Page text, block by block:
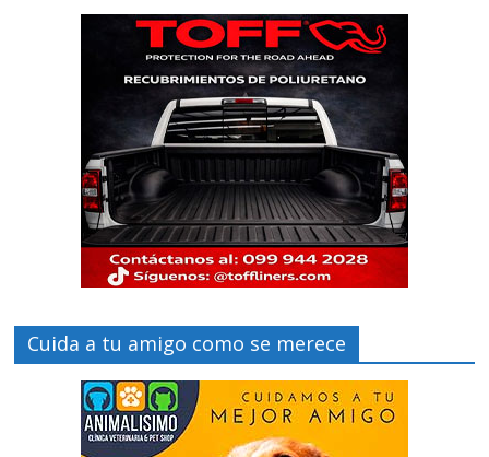
Cuida a tu amigo como se merece